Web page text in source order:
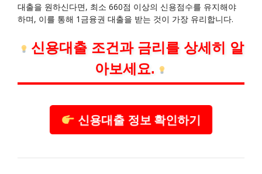
대출을 원하신다면, 최소 660점 이상의 신용점수를 유지해야
하며, 이를 통해 1금융권 대출을 받는 것이 가장 유리합니다.
신용대출 조건과 금리를 상세히 알
아보세요.
신용대출 정보 확인하기